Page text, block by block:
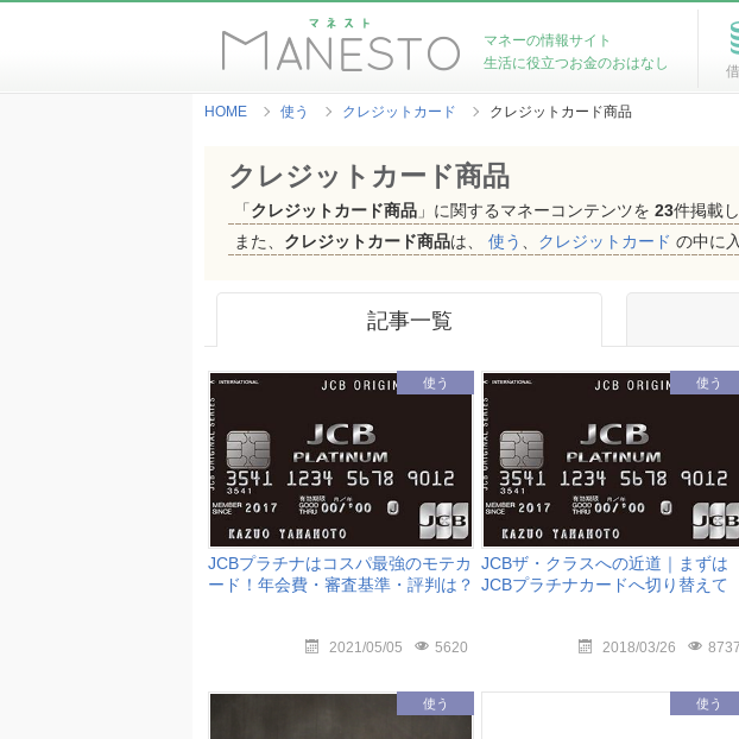
マネーの情報サイト
生活に役立つお金のおはなし
HOME 使う クレジットカード クレジットカード商品
クレジットカード商品
「クレジットカード商品 」に関するマネーコンテンツを 23件掲載
また、 クレジットカード商品は、 使う クレジットカード の中に
記事一覧
使う
JCBプラチナはコスパ最強のモテカ
ード！年会費・審査基準・評判は？
2021/05/05 5620
使う
JCBザ・クラスへの近道｜まずは
JCBプラチナカードへ切り替えて
2018/03/26 8737
使う 使う